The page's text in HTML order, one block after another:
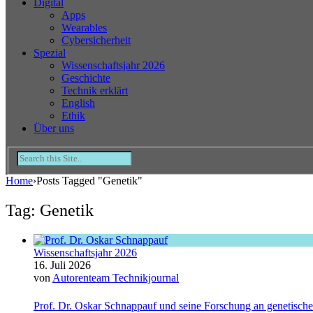
Apps
Wearables
Cybersicherheit
Spezial
Wissenschaftsjahr 2026
Geschichte
Technik erklärt
English
Ethik
Über uns
Home›Posts Tagged "Genetik"
Tag: Genetik
Wissenschaftsjahr 2026
16. Juli 2026
von Autorenteam Technikjournal
Prof. Dr. Oskar Schnappauf und seine Forschung an